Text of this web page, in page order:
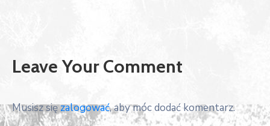
Leave Your Comment
Musisz sięzalogować, aby móc dodać komentarz.